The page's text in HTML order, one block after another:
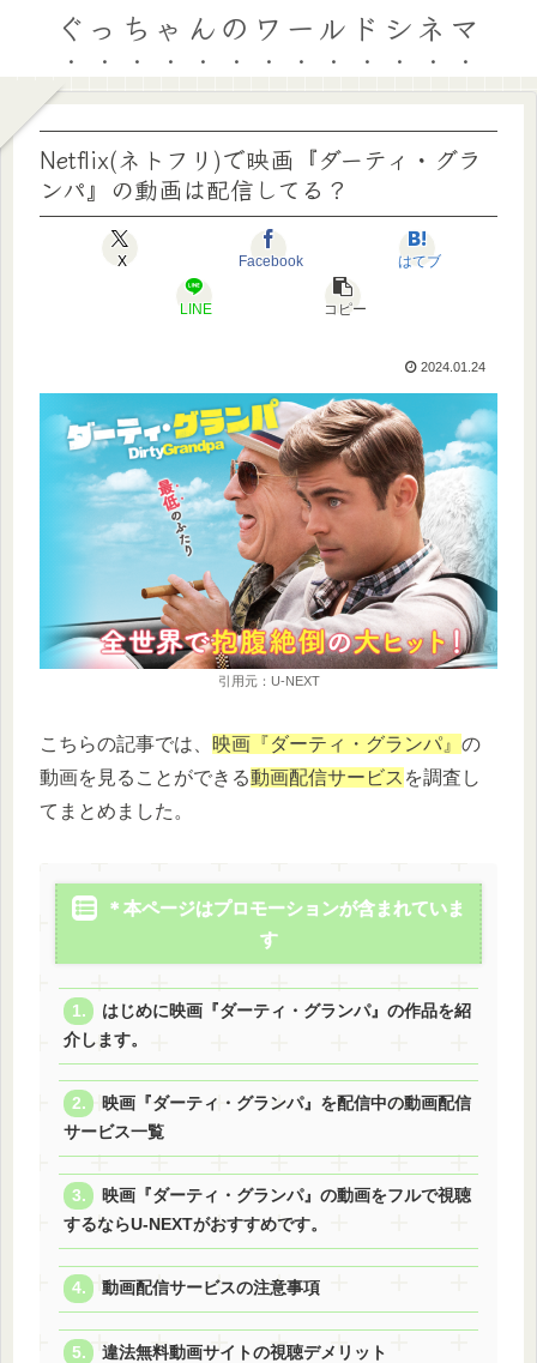
ぐっちゃんのワールドシネマ
Netflix(ネトフリ)で映画『ダーティ・グラ
ンパ』の動画は配信してる？
X Facebook はてブ
LINE コピー
2024.01.24
引用元：U-NEXT
こちらの記事では、 映画『ダーティ・グランパ』 の
動画を見ることができる動画配信サービス を調査し
てまとめました。
＊本ページはプロモーションが含まれていま
す
はじめに映画『ダーティ・グランパ』の作品を紹
介します。
映画『ダーティ・グランパ』を配信中の動画配信
サービス一覧
映画『ダーティ・グランパ』の動画をフルで視聴
するならU-NEXTがおすすめです。
動画配信サービスの注意事項
違法無料動画サイトの視聴デメリット